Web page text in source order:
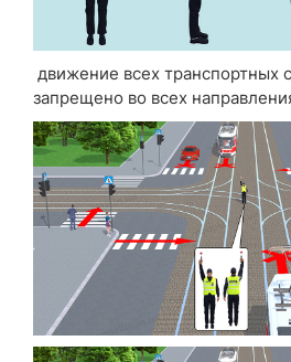
движение всех транспортных
запрещено во всех